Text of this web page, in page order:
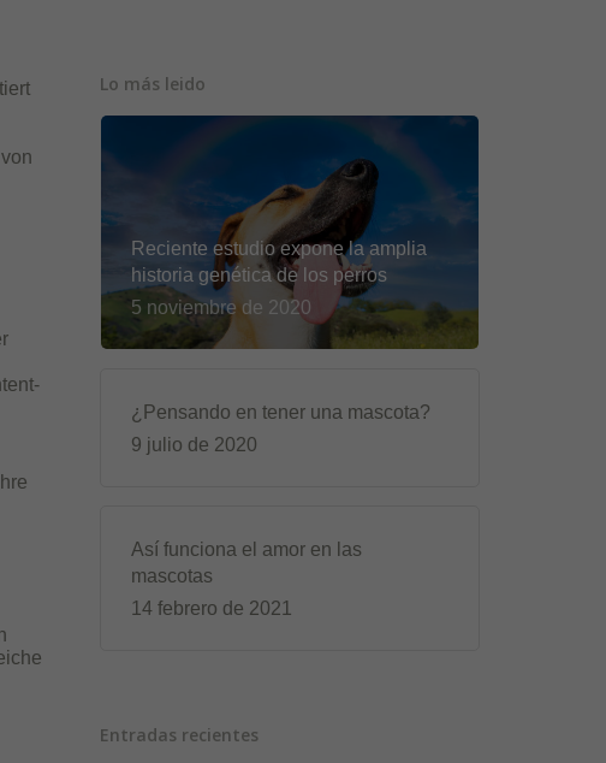
Lo más leido
Reciente estudio expone la amplia
historia genética de los perros
5 noviembre de 2020
¿Pensando en tener una mascota?
9 julio de 2020
Así funciona el amor en las
mascotas
14 febrero de 2021
Entradas recientes